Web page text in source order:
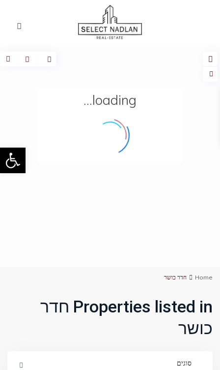
loading...
Home חדר כושר
Properties listed in חדר
כושר
סוגים